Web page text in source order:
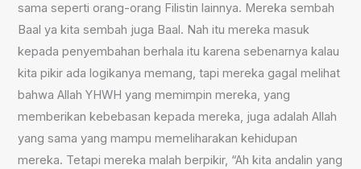
sama seperti orang-orang Filistin lainnya. Mereka sembah
Baal ya kita sembah juga Baal. Nah itu mereka masuk
kepada penyembahan berhala itu karena sebenarnya kalau
kita pikir ada logikanya memang, tapi mereka gagal melihat
bahwa Allah YHWH yang memimpin mereka, yang
memberikan kebebasan kepada mereka, juga adalah Allah
yang sama yang mampu memeliharakan kehidupan
mereka. Tetapi mereka malah berpikir, “Ah kita andalin yang